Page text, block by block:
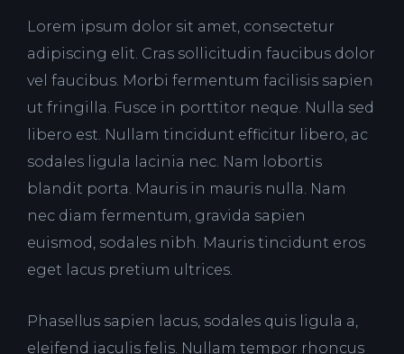
Lorem ipsum dolor sit amet, consectetur
adipiscing elit. Cras sollicitudin faucibus dolor
vel faucibus. Morbi fermentum facilisis sapien
ut fringilla. Fusce in porttitor neque. Nulla sed
libero est. Nullam tincidunt efficitur libero, ac
sodales ligula lacinia nec. Nam lobortis
blandit porta. Mauris in mauris nulla. Nam
nec diam fermentum, gravida sapien
euismod, sodales nibh. Mauris tincidunt eros
eget lacus pretium ultrices.
Phasellus sapien lacus, sodales quis ligula a,
eleifend iaculis felis. Nullam tempor rhoncus